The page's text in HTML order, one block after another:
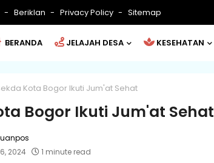
Beriklan Privacy Policy Sitemap
BERANDA JELAJAH DESA KESEHATAN
Kota Bogor Ikuti Jum'at Sehat
Bogor Ikuti Jum'at Sehat
2024
1 minute read